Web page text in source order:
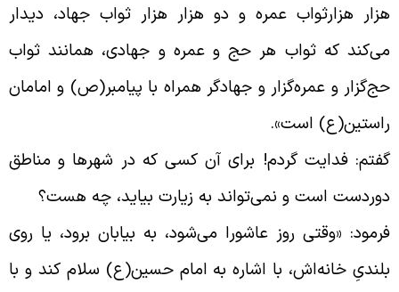
هزارثواب عمره و دو هزار هزار ثواب جهاد، دیدار
که ثواب هر حج و عمره و جهادى، همانند ثواب
و عمره‌گزار و جهادگر همراه با پیامبر(ص) و امامان
است».
فدایت گردم! براى آن کسى که در شهرها و مناطق
است و نمی‌تواند به زیارت بیاید، چه هست؟
«وقتى روز عاشورا می‌شود، به بیابان برود، یا روى
خانه‌اش، با اشاره به امام حسین(ع) سلام کند و با